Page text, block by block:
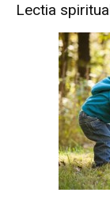
Lectia